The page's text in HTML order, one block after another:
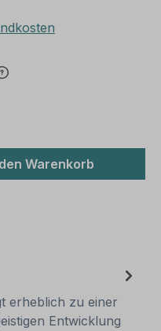
Warenkorb
erheblich zu einer
Entwicklung